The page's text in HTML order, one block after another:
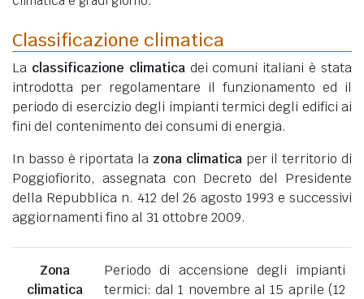
Classificazione climatica
La classificazione climaticadei comuni italiani è stata
introdotta per regolamentare il funzionamento ed il
periodo di esercizio degli impianti termici degli edifici ai
fini del contenimento dei consumi di energia.
In basso è riportata la zona climaticaper il territorio di
Poggiofiorito, assegnata con Decreto del Presidente
della Repubblica n. 412 del 26 agosto 1993 e successivi
aggiornamenti fino al 31 ottobre 2009.
Zona
climatica
Periodo di accensione degli impianti
termici: dal 1 novembre al 15 aprile (12